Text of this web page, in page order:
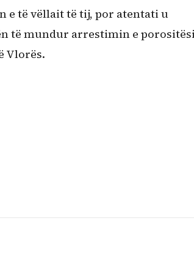
e të vëllait të tij, por atentati u
të mundur arrestimin e
Vlorës.